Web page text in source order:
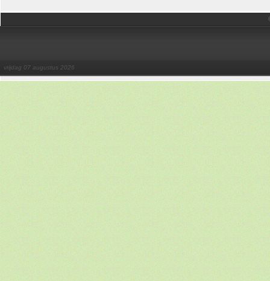
vrijdag 07 augustus 2026